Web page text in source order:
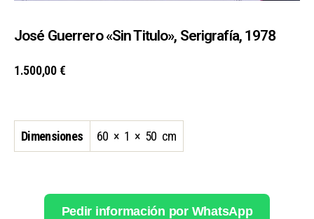
José Guerrero «Sin Titulo», Serigrafía, 1978
1.500,00€
Dimensiones 60 × 1 × 50 cm
Pedir información por WhatsApp